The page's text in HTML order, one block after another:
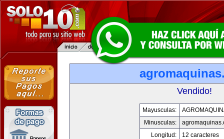
Vendido!
Mayusculas:
Minusculas:
Longitud:
12 caracteres